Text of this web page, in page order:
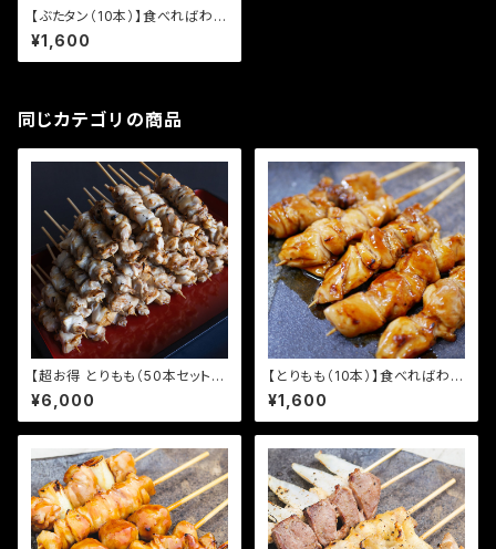
【ぶたタン（10本）】食べればわか
る！ 94団のこだわり焼き鳥
¥1,600
同じカテゴリの商品
【超お得 とりもも（50本セット）】
食べればわかる！ 94団のこだ
わり焼き鳥
¥6,000
【とりもも（10本）】食べればわか
る！ 94団のこだわり焼き鳥
¥1,600